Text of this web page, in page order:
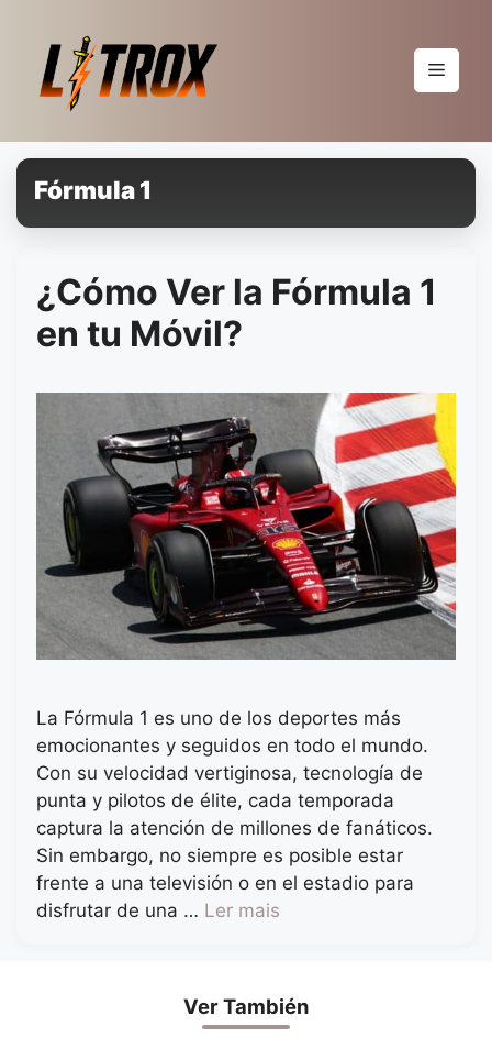
conteúdo
Menu
Fórmula 1
¿Cómo Ver la Fórmula 1
en tu Móvil?
La Fórmula 1 es uno de los deportes más
emocionantes y seguidos en todo el mundo.
Con su velocidad vertiginosa, tecnología de
punta y pilotos de élite, cada temporada
captura la atención de millones de fanáticos.
Sin embargo, no siempre es posible estar
frente a una televisión o en el estadio para
disfrutar de una … Ler mais
Ver También